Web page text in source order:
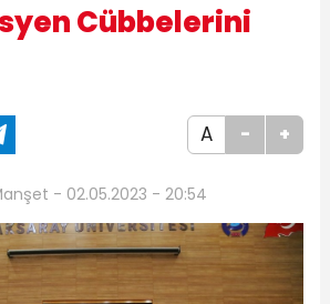
Cübbelerini
A - +
- 02.05.2023 - 20:54